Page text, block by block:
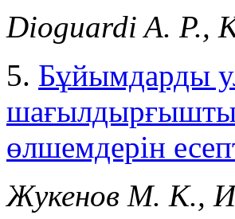
Dioguardi A. P.,
5. Бұйымдaрды
өлшемдерін
Жукенов М. К.,